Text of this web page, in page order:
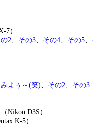
7）
2、 その3、 その4、 その5、
よぅ～(笑)、 その2、 その3
Nikon D3S）
K-5）